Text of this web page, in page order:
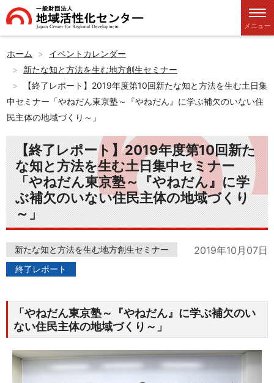
メニュー
ホーム
イベントカレンダー
新たな知と方法を生む地方創生セミナー
【終了レポート】2019年度第10回新たな知と方法を生む土日集
中セミナー「やねだん東京塾～『やねだん』に学ぶ補欠のいない住
民主体の地域づくり～」
【終了レポート】2019年度第10回新た
な知と方法を生む土日集中セミナー
「やねだん東京塾～『やねだん』に学
ぶ補欠のいない住民主体の地域づくり
～」
新たな知と方法を生む地方創生セミナー
終了レポート
2019年10月07日
「やねだん東京塾～『やねだん』に学ぶ補欠のい
ない住民主体の地域づくり～」